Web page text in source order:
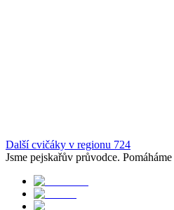
Další cvičáky v regionu 724
Jsme pejskařův průvodce.